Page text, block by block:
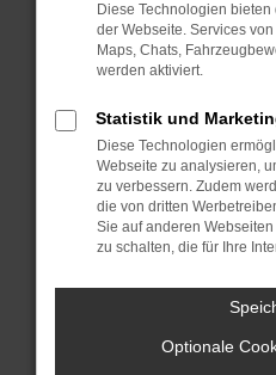
deine
Prüfe deine
Manche
können das Laden
verhindern.
anderen Browser
Fenster?
Starte dein Gerät
vorübergehende
Betriebssystem
Diese Technologien
der Webseite. Services
Maps, Chats,
werden aktiviert.
Statistik und
Diese Technologien
Webseite zu analysieren,
zu verbessern. Zudem
die von dritten
Sie auf anderen
zu schalten, die für Ihre
Optionale